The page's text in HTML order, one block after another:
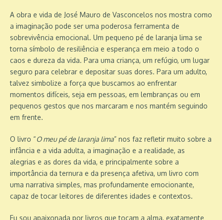
A obra e vida de José Mauro de Vasconcelos nos mostra como
a imaginação pode ser uma poderosa ferramenta de
sobrevivência emocional. Um pequeno pé de laranja lima se
torna símbolo de resiliência e esperança em meio a todo o
caos e dureza da vida. Para uma criança, um refúgio, um lugar
seguro para celebrar e depositar suas dores. Para um adulto,
talvez simbolize a força que buscamos ao enfrentar
momentos difíceis, seja em pessoas, em lembranças ou em
pequenos gestos que nos marcaram e nos mantém seguindo
em frente.
O livro “O meu pé de laranja lima” nos faz refletir muito sobre a
infância e a vida adulta, a imaginação e a realidade, as
alegrias e as dores da vida, e principalmente sobre a
importância da ternura e da presença afetiva, um livro com
uma narrativa simples, mas profundamente emocionante,
capaz de tocar leitores de diferentes idades e contextos.
Eu sou apaixonada por livros que tocam a alma, exatamente